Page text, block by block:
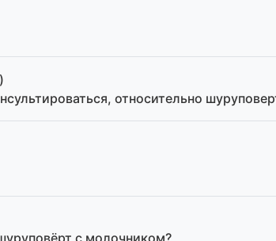
относительно
с молочником?